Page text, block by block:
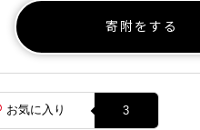
寄附をする
お気に入り 3